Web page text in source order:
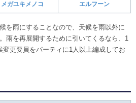
メガユキメノコ エルフーン
を雨にすることなので、天候を雨以外に
雨を再展開するために引いてくるなら、1
変更要員をパーティに1人以上編成してお